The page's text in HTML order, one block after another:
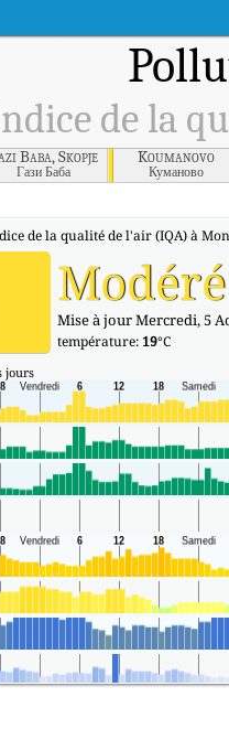
de la
Baba, Skopje
Гази Баба
Koumanovo
Куманово
de la qualité de l'air (IQA) à
Modéré
Mise à jour Mercredi, 5
température: 19°C
jours